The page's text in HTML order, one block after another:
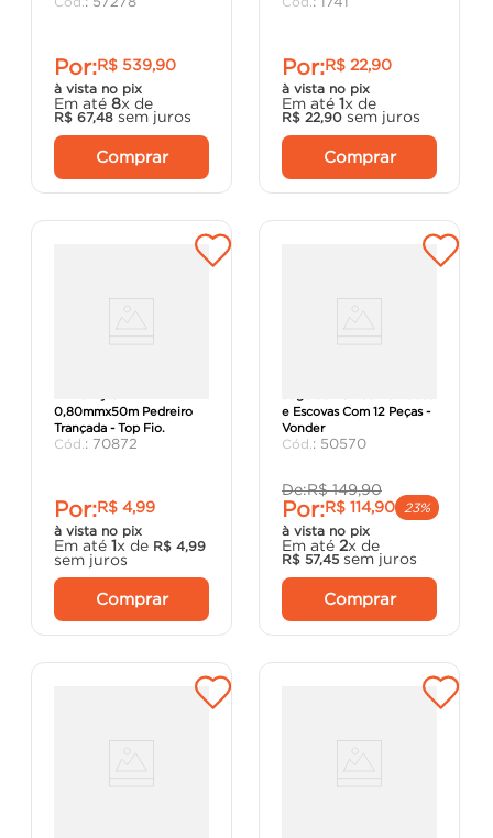
Por:R$ 539,90
à vista no pix
Em até 8x de
R$ 67,48 sem juros
Comprar
Por:R$ 22,90
à vista no pix
Em até 1x de
R$ 22,90 sem juros
Comprar
0,80mmx50m Pedreiro
Trançada - Top Fio.
: 70872
Por:R$ 4,99
à vista no pix
Em até 1x de R$ 4,99
sem juros
Comprar
e Escovas Com 12 Peças -
Vonder
: 50570
De:R$ 149,90
Por:R$ 114,90
23%
à vista no pix
Em até 2x de
R$ 57,45 sem juros
Comprar